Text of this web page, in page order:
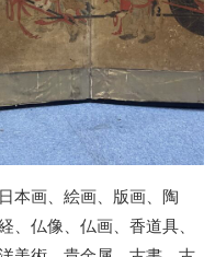
本画、絵画、版画、陶
、仏像、仏画、香道具、